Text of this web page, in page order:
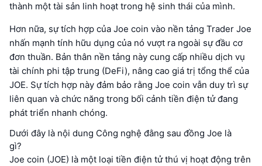
thành một tài sản linh hoạt trong hệ sinh thái của mình.
Hơn nữa, sự tích hợp của Joe coin vào nền tảng Trader Joe
nhấn mạnh tính hữu dụng của nó vượt ra ngoài sự đầu cơ
đơn thuần. Bản thân nền tảng này cung cấp nhiều dịch vụ
tài chính phi tập trung (DeFi), nâng cao giá trị tổng thể của
JOE. Sự tích hợp này đảm bảo rằng Joe coin vẫn duy trì sự
liên quan và chức năng trong bối cảnh tiền điện tử đang
phát triển nhanh chóng.
Dưới đây là nội dung Công nghệ đằng sau đồng Joe là
gì?
Joe coin (JOE) là một loại tiền điện tử thú vị hoạt động trên